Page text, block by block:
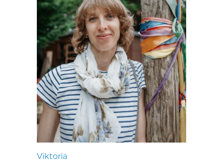
Viktoria